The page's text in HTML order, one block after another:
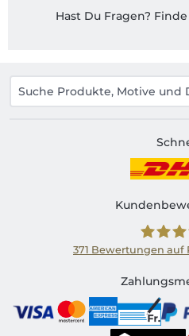
Hast Du Fragen?
371 Bewertungen auf